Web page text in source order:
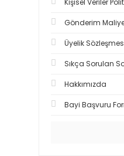
Kişisel Veriler
Gönderim
Üyelik
Sıkça Sorulan
Hakkımızda
Bayi Başvuru